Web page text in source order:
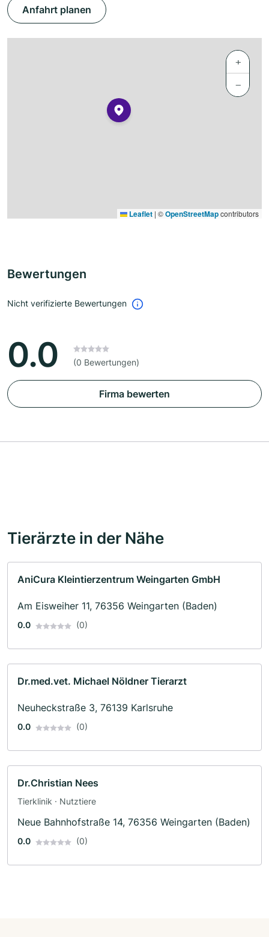
Anfahrt planen
+
−
Leaflet | ©OpenStreetMapcontributors
Bewertungen
Nicht verifizierte Bewertungen
0.0 (0 Bewertungen)
Firma bewerten
Tierärzte in der Nähe
AniCura Kleintierzentrum Weingarten GmbH
Am Eisweiher 11, 76356 Weingarten (Baden)
0.0 (0)
Dr.med.vet. Michael Nöldner Tierarzt
Neuheckstraße 3, 76139 Karlsruhe
0.0 (0)
Dr.Christian Nees
Tierklinik · Nutztiere
Neue Bahnhofstraße 14, 76356 Weingarten (Baden)
0.0 (0)